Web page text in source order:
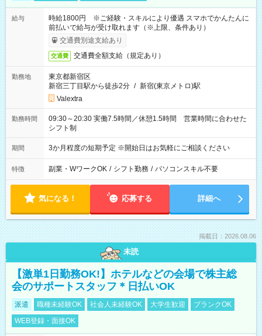
給与
時給1800円 ※ご経験・スキルにより優遇 スマホでかんたんに
前払いで給与が受け取れます（※上限、条件あり）
交通費別途支給あり
交通費 交通費全額支給（規定あり）
勤務地
東京都新宿区
新宿三丁目駅から徒歩2分 / 新宿(東京メトロ)駅
Valextra
勤務時間
09:30～20:30 実働7.5時間／休憩1.5時間 営業時間に合わせた
シフト制
期間 3か月程度の短期予定 ※開始日はお気軽にご相談ください
特徴 副業・WワークOK / シフト勤務 / パソコンスキル不要
気になる！ 応募する 詳細へ
掲載日：2026.08.06
未読
【激単1日勤務OK!】ホテルなどの会場で株主総
会のサポートスタッフ＊日払いOK
派遣 職種未経験OK 社会人未経験OK 大学生歓迎
ブランクOK
WEB登録・面接OK